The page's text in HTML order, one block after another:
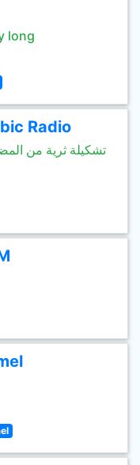
long
Radio
تشكيلة ثرية من